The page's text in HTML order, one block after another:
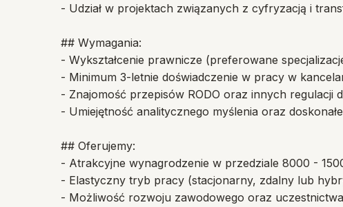
- Udział w projektach związanych z cyfryzacją i
## Wymagania:
- Wykształcenie prawnicze (preferowane
- Minimum 3-letnie doświadczenie w pracy w
- Znajomość przepisów RODO oraz innych regulacji
- Umiejętność analitycznego myślenia oraz
## Oferujemy:
- Atrakcyjne wynagrodzenie w przedziale 8000 -
- Elastyczny tryb pracy (stacjonarny, zdalny lub
- Możliwość rozwoju zawodowego oraz